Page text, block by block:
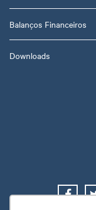
Balanços Financeiros
Downloads